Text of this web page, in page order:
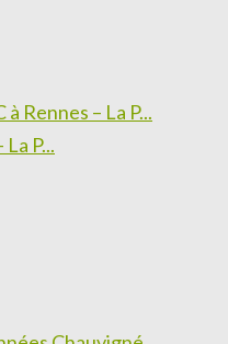
Rennes – La P...
P...